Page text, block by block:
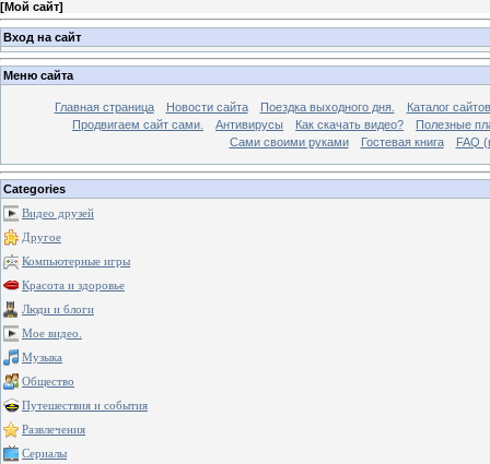
[Мой сайт]
Вход на сайт
Меню сайта
Главная страница Новости сайта Поездка выходного дня.
Каталог сайтов
Продвигаем сайт сами.
Антивирусы Как скачать видео?
Полезные
Сами своими руками
Гостевая книга FAQ
Categories
Видео друзей
Другое
Компьютерные игры
Красота и здоровье
Люди и блоги
Мое видео.
Музыка
Общество
Путешествия и события
Развлечения
Сериалы